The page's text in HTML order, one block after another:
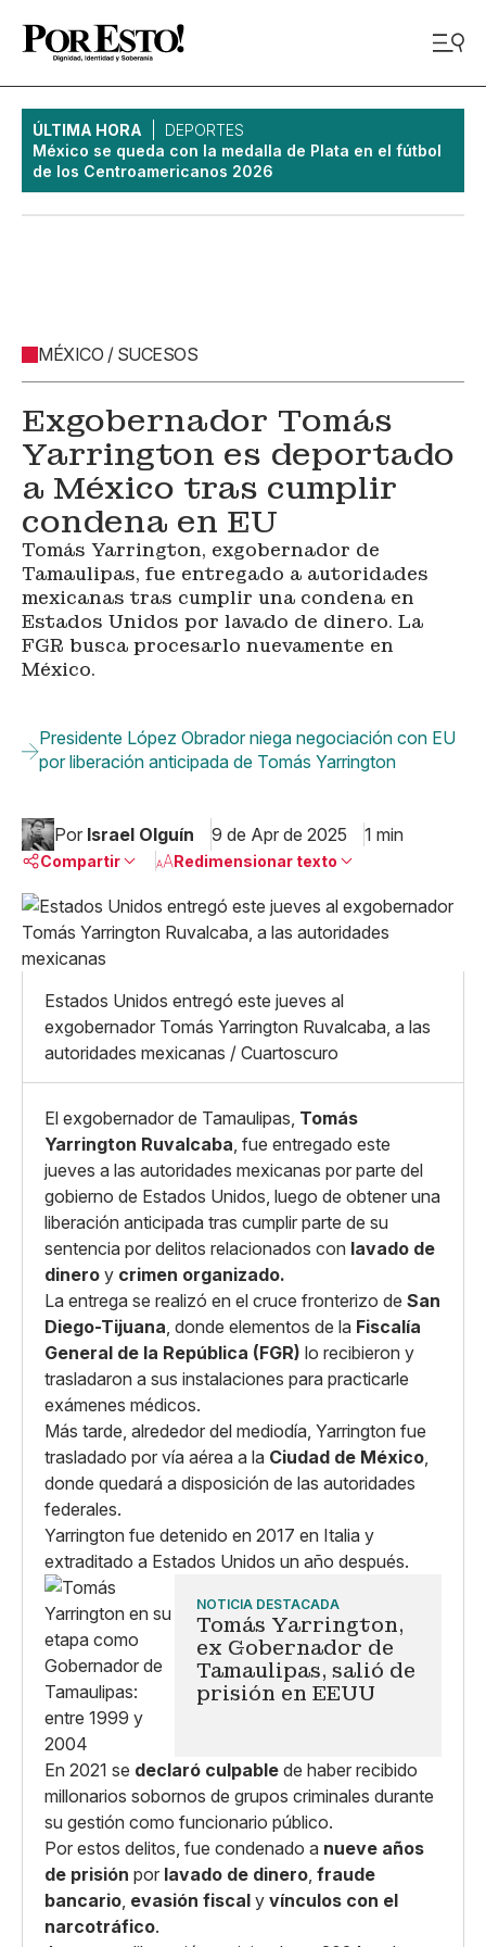
ÚLTIMA HORA
DEPORTES
México se queda con la medalla de Plata en el fútbol
de los Centroamericanos 2026
MÉXICO / SUCESOS
Exgobernador Tomás
Yarrington es deportado
a México tras cumplir
condena en EU
Tomás Yarrington, exgobernador de
Tamaulipas, fue entregado a autoridades
mexicanas tras cumplir una condena en
Estados Unidos por lavado de dinero. La
FGR busca procesarlo nuevamente en
México.
Presidente López Obrador niega negociación con EU
por liberación anticipada de Tomás Yarrington
Por Israel Olguín 9 de Apr de 2025 1 min
Compartir
Linkedin
Facebook
X
Whatsapp
Copiar enlace
Redimensionar texto
Pequeño
Mediano
Estados Unidos entregó este jueves al
exgobernador Tomás Yarrington Ruvalcaba, a las
autoridades mexicanas / Cuartoscuro
El exgobernador de Tamaulipas, Tomás
Yarrington Ruvalcaba, fue entregado este
jueves a las autoridades mexicanas por parte del
gobierno de Estados Unidos, luego de obtener una
liberación anticipada tras cumplir parte de su
sentencia por delitos relacionados con lavado de
dinero y crimen organizado.
La entrega se realizó en el cruce fronterizo de San
Diego-Tijuana, donde elementos de la Fiscalía
General de la República (FGR) lo recibieron y
trasladaron a sus instalaciones para practicarle
exámenes médicos.
Más tarde, alrededor del mediodía, Yarrington fue
trasladado por vía aérea a la Ciudad de México,
donde quedará a disposición de las autoridades
federales.
Yarrington fue detenido en 2017 en Italia y
extraditado a Estados Unidos un año después.
NOTICIA DESTACADA
Tomás Yarrington,
ex Gobernador de
Tamaulipas, salió de
prisión en EEUU
En 2021 se declaró culpable de haber recibido
millonarios sobornos de grupos criminales durante
su gestión como funcionario público.
Por estos delitos, fue condenado a nueve años
de prisión por lavado de dinero, fraude
bancario, evasión fiscal y vínculos con el
narcotráfico.